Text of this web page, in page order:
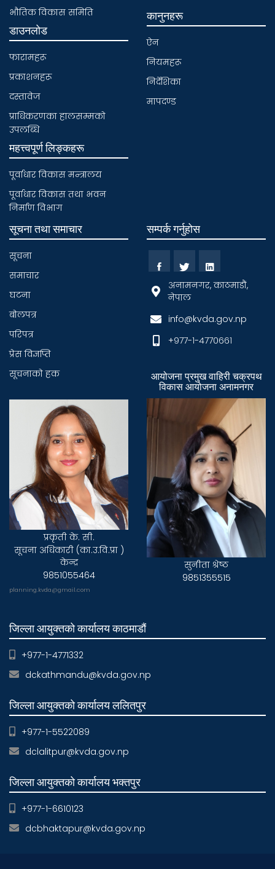
भाैतिक विकास समिति
डाउनलोड
फारामहरू
प्रकाशनहरू
दस्तावेज
प्राधिकरणका हालसम्मकाे
उपलब्धि
महत्त्वपूर्ण लिङ्कहरू
पूर्वाधार विकास मन्त्रालय
पूर्वाधार विकास तथा भवन
निर्माण विभाग
कानुनहरू
ऐन
नियमहरू
निर्देशिका
मापदण्ड
सूचना तथा समाचार
सूचना
समाचार
घटना
बाेलपत्र
परिपत्र
प्रेस विज्ञप्ति
सूचनाकाे हक
प्रकृती के. सी.
सूचना अधिकारी (का.उ.वि.प्रा )
केन्द्र
9851055464
planning.kvda@gmail.com
सम्पर्क गर्नुहोस
अनामनगर, काठमाडौं,
नेपाल
info@kvda.gov.np
+९७७-१-४७७०६६१
आयोजना प्रमुख वाहिरी चक्रपथ
विकास आयोजना अनामनगर
सुनीता श्रेष्ठ
9851355515
जिल्ला आयुक्तको कार्यालय काठमाडौं
+977-1-4771332
dckathmandu@kvda.gov.np
जिल्ला आयुक्तको कार्यालय ललितपुर
+977-1-5522089
dclalitpur@kvda.gov.np
जिल्ला आयुक्तको कार्यालय भक्तपुर
+977-1-6610123
dcbhaktapur@kvda.gov.np